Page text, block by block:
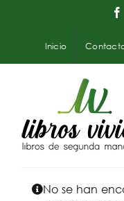
contenidoInicio
No se han